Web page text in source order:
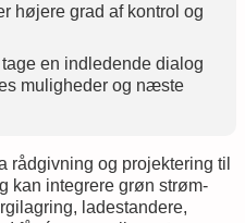
højere grad af kontrol og
tage en indledende dialog
muligheder og næste
rådgivning og projektering til
kan integrere grøn strøm-
ladestandere,